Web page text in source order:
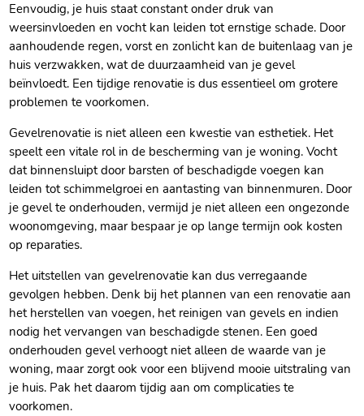
Eenvoudig, je huis staat constant onder druk van
weersinvloeden en vocht kan leiden tot ernstige schade.​ Door
aanhoudende regen, vorst en zonlicht kan de buitenlaag van je
huis verzwakken, wat de duurzaamheid van je gevel
beïnvloedt.​ Een tijdige renovatie is dus essentieel om grotere
problemen te voorkomen.​
Gevelrenovatie is niet alleen een kwestie van esthetiek.​ Het
speelt een vitale rol in de bescherming van je woning.​ Vocht
dat binnensluipt door barsten of beschadigde voegen kan
leiden tot schimmelgroei en aantasting van binnenmuren.​ Door
je gevel te onderhouden, vermijd je niet alleen een ongezonde
woonomgeving, maar bespaar je op lange termijn ook kosten
op reparaties.​
Het uitstellen van gevelrenovatie kan dus verregaande
gevolgen hebben.​ Denk bij het plannen van een renovatie aan
het herstellen van voegen, het reinigen van gevels en indien
nodig het vervangen van beschadigde stenen.​ Een goed
onderhouden gevel verhoogt niet alleen de waarde van je
woning, maar zorgt ook voor een blijvend mooie uitstraling van
je huis.​ Pak het daarom tijdig aan om complicaties te
voorkomen.​